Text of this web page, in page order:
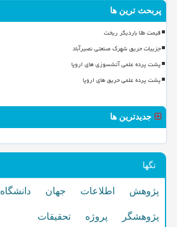
پربحث ترین ها
قیمت طلا باردیگر ریخت
جزییات حریق شهرک صنعتی نصیرآباد
پشت پرده علمی آتشسوزی های اروپا
پشت پرده علمی حریق های اروپا
جدیدترین ها
تگها
پژوهش اطلاعات جهان دانشگاه
پژوهشگر پروژه تحقیقات